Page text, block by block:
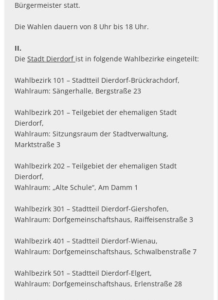
Bürgermeister statt.
Die Wahlen dauern von 8 Uhr bis 18 Uhr.
II.
Die Stadt Dierdorf ist in folgende Wahlbezirke eingeteilt:
Wahlbezirk 101 – Stadtteil Dierdorf-Brückrachdorf,
Wahlraum: Sängerhalle, Bergstraße 23
Wahlbezirk 201 – Teilgebiet der ehemaligen Stadt
Dierdorf,
Wahlraum: Sitzungsraum der Stadtverwaltung,
Marktstraße 3
Wahlbezirk 202 – Teilgebiet der ehemaligen Stadt
Dierdorf,
Wahlraum: „Alte Schule“, Am Damm 1
Wahlbezirk 301 – Stadtteil Dierdorf-Giershofen,
Wahlraum: Dorfgemeinschaftshaus, Raiffeisenstraße 3
Wahlbezirk 401 – Stadtteil Dierdorf-Wienau,
Wahlraum: Dorfgemeinschaftshaus, Schwalbenstraße 7
Wahlbezirk 501 – Stadtteil Dierdorf-Elgert,
Wahlraum: Dorfgemeinschaftshaus, Erlenstraße 28